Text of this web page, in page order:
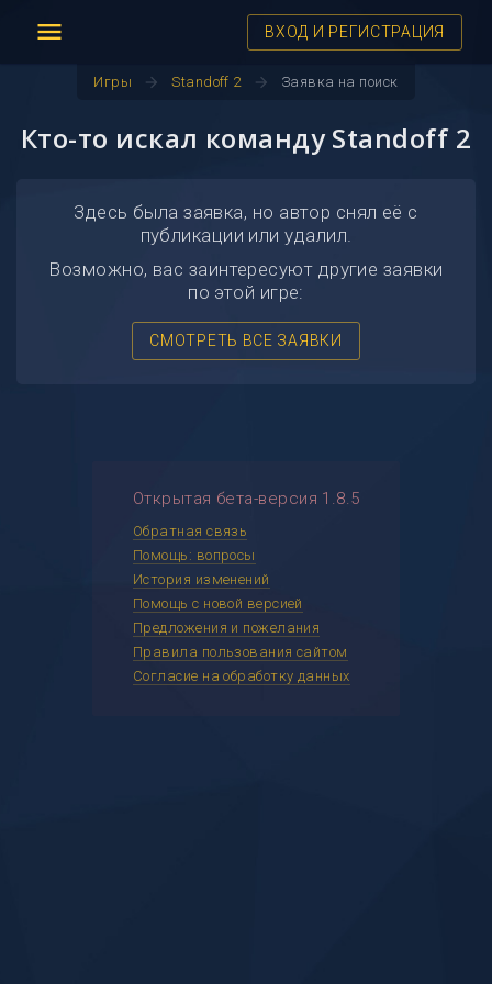
menu ВХОД И РЕГИСТРАЦИЯ
Игры arrow_forward Standoff 2 arrow_forward Заявка на поиск
Кто-то искал команду Standoff 2
Здесь была заявка, но автор снял её с
публикации или удалил.
Возможно, вас заинтересуют другие заявки
по этой игре:
СМОТРЕТЬ ВСЕ ЗАЯВКИ
Открытая бета-версия 1.8.5
Обратная связь
Помощь: вопросы
История изменений
Помощь с новой версией
Предложения и пожелания
Правила пользования сайтом
Согласие на обработку данных